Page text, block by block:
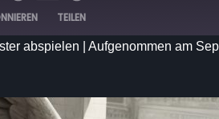
TEILEN
abspielen Aufgenommen am